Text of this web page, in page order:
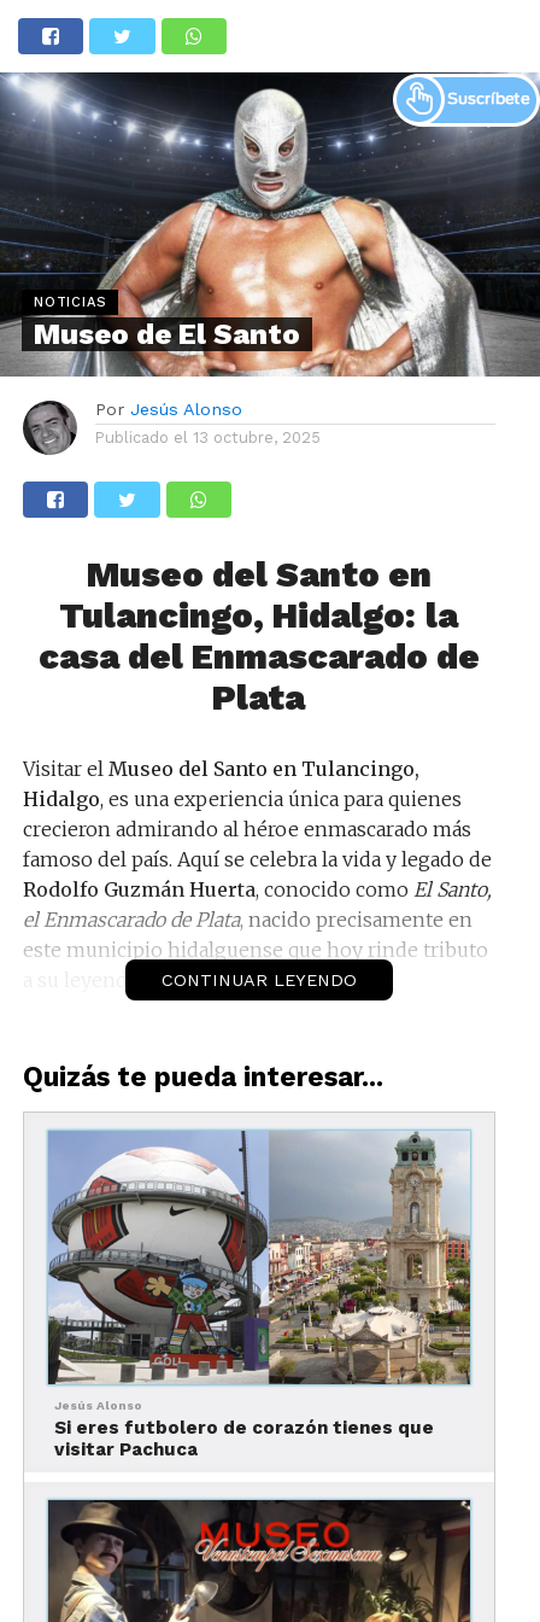
NOTICIAS
Museo de El Santo
Por Jesús Alonso
Publicado el 13 octubre, 2025
Museo del Santo en
Tulancingo, Hidalgo: la
casa del Enmascarado de
Plata
Visitar el Museo del Santo en Tulancingo,
Hidalgo, es una experiencia única para quienes
crecieron admirando al héroe enmascarado más
famoso del país. Aquí se celebra la vida y legado de
Rodolfo Guzmán Huerta, conocido como El Santo,
el Enmascarado de Plata, nacido precisamente en
este municipio hidalguense que hoy rinde tributo
convirtió en el ídolo de las masas gracias a su
carisma, fuerza y sentido de la justicia. Desde los
años cuarenta, conquistó los cuadriláteros con su
máscara plateada y su estilo heroico,
transformando la lucha libre mexicana en un
símbolo de identidad nacional.
Del ring a la pantalla: el mito
CONTINUAR LEYENDO
Quizás te pueda interesar...
Jesús Alonso
Si eres futbolero de corazón tienes que
visitar Pachuca